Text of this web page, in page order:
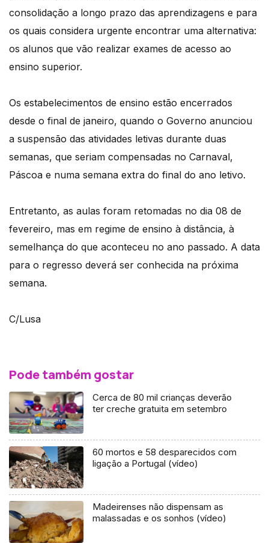
consolidação a longo prazo das aprendizagens e para
os quais considera urgente encontrar uma alternativa:
os alunos que vão realizar exames de acesso ao
ensino superior.
Os estabelecimentos de ensino estão encerrados
desde o final de janeiro, quando o Governo anunciou
a suspensão das atividades letivas durante duas
semanas, que seriam compensadas no Carnaval,
Páscoa e numa semana extra do final do ano letivo.
Entretanto, as aulas foram retomadas no dia 08 de
fevereiro, mas em regime de ensino à distância, à
semelhança do que aconteceu no ano passado. A data
para o regresso deverá ser conhecida na próxima
semana.
C/Lusa
Pode também gostar
Cerca de 80 mil crianças deverão
ter creche gratuita em setembro
60 mortos e 58 desparecidos com
ligação a Portugal (vídeo)
Madeirenses não dispensam as
malassadas e os sonhos (vídeo)